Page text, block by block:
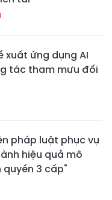
xuất ứng dụng AI
tác tham mưu đối
pháp luật phục vụ
hiệu quả mô
quyền 3 cấp"